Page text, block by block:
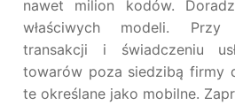
nawet milion kodów.
właściwych modeli. Przy
transakcji i świadczeniu
towarów poza siedzibą firmy
te określane jako mobilne.